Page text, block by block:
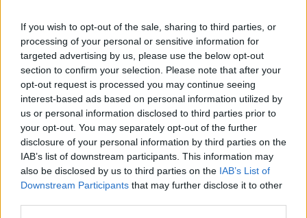
If you wish to opt-out of the sale, sharing to third parties, or
processing of your personal or sensitive information for
targeted advertising by us, please use the below opt-out
section to confirm your selection. Please note that after your
opt-out request is processed you may continue seeing
interest-based ads based on personal information utilized by
us or personal information disclosed to third parties prior to
your opt-out. You may separately opt-out of the further
disclosure of your personal information by third parties on the
IAB’s list of downstream participants. This information may
also be disclosed by us to third parties on the IAB’s List of
Downstream Participants that may further disclose it to other